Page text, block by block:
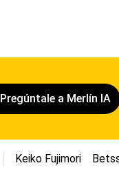
Pregúntale a Merlín IA
Keiko Fujimori